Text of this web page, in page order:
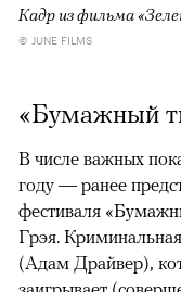
Кадр из фильма
© JUNE FILMS
«Бумажный
В числе важных
году — ранее
фестиваля
Грэя.
(Адам Драйвер),